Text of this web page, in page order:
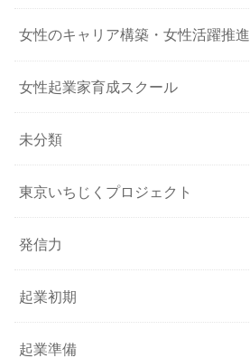
女性のキャリア構築・女性活躍推進
女性起業家育成スクール
未分類
東京いちじくプロジェクト
発信力
起業初期
起業準備